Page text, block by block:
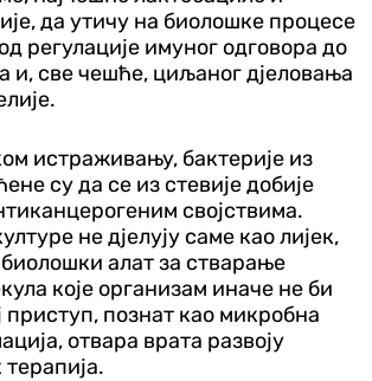
да утичу на биолошке процесе
регулације имуног одговора до
и, све чешће, циљаног дјеловања
истраживању, бактерије из
су да се из стевије добије
својствима.
не дјелују саме као лијек,
алат за стварање
које организам иначе не би
приступ, познат као микробна
отвара врата развоју